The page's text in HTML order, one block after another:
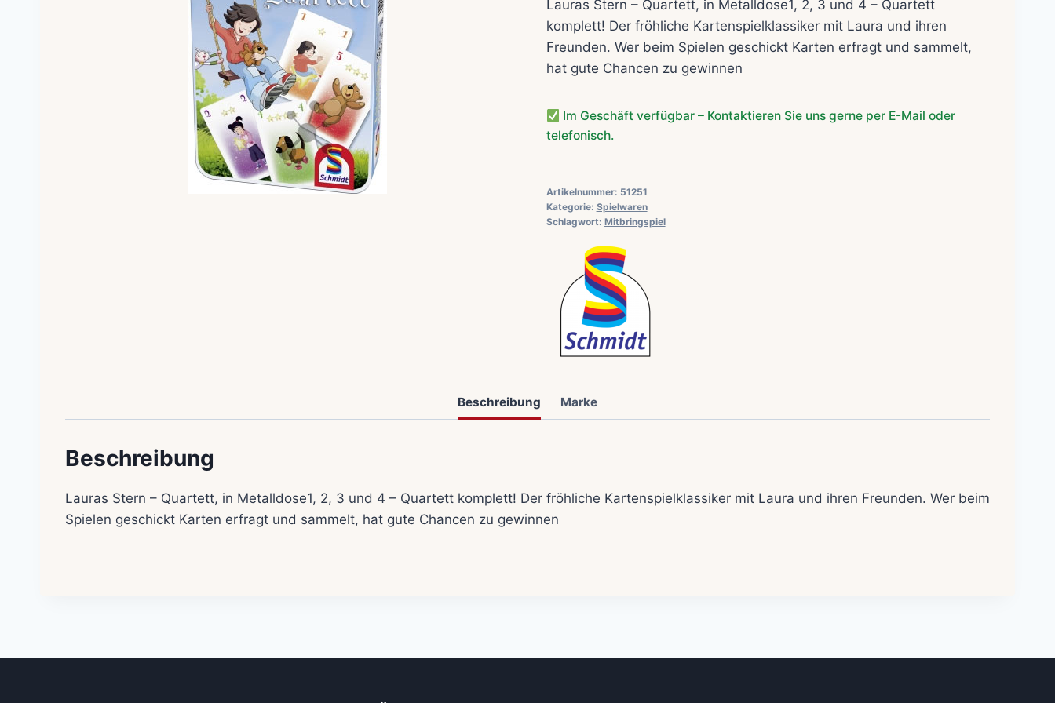
Lauras Stern – Quartett, in Metalldose1, 2, 3 und 4 – Quartett
komplett! Der fröhliche Kartenspielklassiker mit Laura und ihren
Freunden. Wer beim Spielen geschickt Karten erfragt und sammelt,
hat gute Chancen zu gewinnen
Im Geschäft verfügbar – Kontaktieren Sie uns gerne per E-Mail oder
telefonisch.
Artikelnummer: 51251
Kategorie: Spielwaren
Schlagwort: Mitbringspiel
Beschreibung Marke
Beschreibung
Lauras Stern – Quartett, in Metalldose1, 2, 3 und 4 – Quartett komplett! Der fröhliche Kartenspielklassiker mit Laura und ihren Freunden. Wer beim
Spielen geschickt Karten erfragt und sammelt, hat gute Chancen zu gewinnen